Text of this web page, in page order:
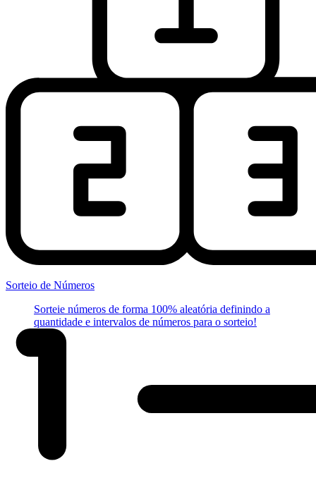
Sorteio de Números
Sorteie números de forma 100% aleatória definindo a
quantidade e intervalos de números para o sorteio!